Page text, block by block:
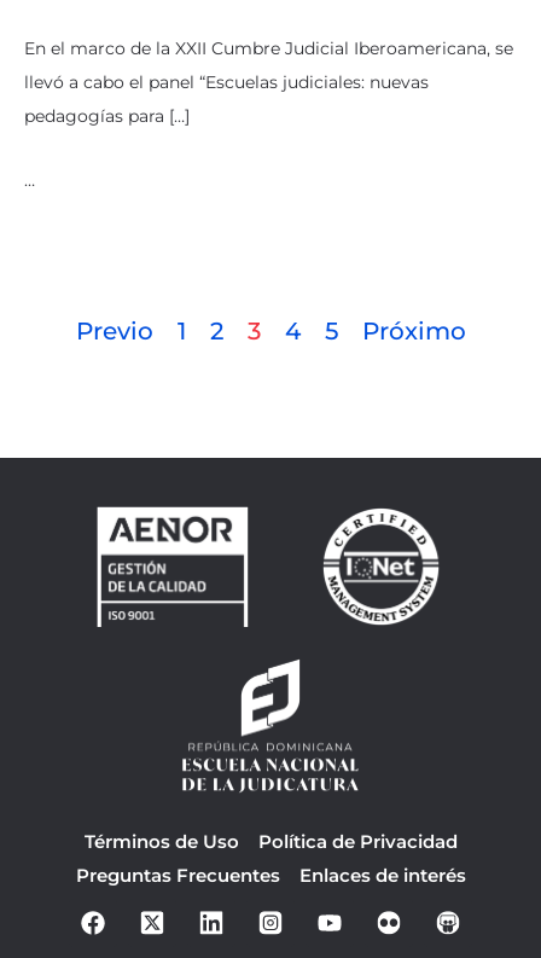
En el marco de la XXII Cumbre Judicial Iberoamericana, se
llevó a cabo el panel “Escuelas judiciales: nuevas
pedagogías para […]
…
Previo 1 2 3 4 5 Próximo
Términos de Uso
Política de Privacidad
Preguntas Frecuentes
Enlaces de interés
F
a
o